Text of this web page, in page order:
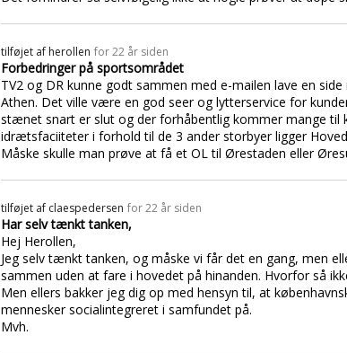
tilføjet af herollen for 22 år siden
Forbedringer på sportsområdet
TV2 og DR kunne godt sammen med e-mailen lave en
Athen. Det ville være en god seer og lytterservice for
stænet snart er slut og der forhåbentlig kommer mange til
idrætsfaciiteter i forhold til de 3 ander storbyer ligger
Måske skulle man prøve at få et OL til Ørestaden eller
tilføjet af claespedersen for 22 år siden
Har selv tænkt tanken,
Hej Herollen,
Jeg selv tænkt tanken, og måske vi får det en gang, men
sammen uden at fare i hovedet på hinanden. Hvorfor så
Men ellers bakker jeg dig op med hensyn til, at
mennesker socialintegreret i samfundet på.
Mvh.